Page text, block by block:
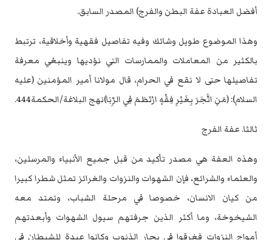
أفضل العبادة عفة ‏البطن والفرج) المصدر السابق.‏
وهذا الموضوع طويل وشائك وفيه تفاصيل فقهية وأخلاقية، ترتبط
بالكثير من ‏المعاملات والممارسات التي نؤديها وينبغي معرفة
تفاصيلها حتى لا نقع في الحرام، ‏قال مولانا أمير المؤمنين (عليه
السلام): (مَنِ اتَّجَرَ بِغَيْرِ فِقْهٍ ارْتَطَمَ فِي الرِّبَا)نهج ‏البلاغة/الحكمة444.‏
ثالثا. عفة الفرج
وهذه العفة هي مصدر تأكيد من قبل جميع الأنبياء والمرسلين،
والعلماء والشرائع، فإن ‏الشهوات والنزوات والغرائز تمثل شطرا كبيرا
من كيان الانسان، خصوصا في مرحلة ‏الشباب، وتمتد معه
الشيخوخة، وما أكثر الذين جرفتهم سيول الشهوات وأبعدتهم
أمواج ‏النزوات فغرقوا في بحار الذنوب وكانوا عبدة للشيطان في